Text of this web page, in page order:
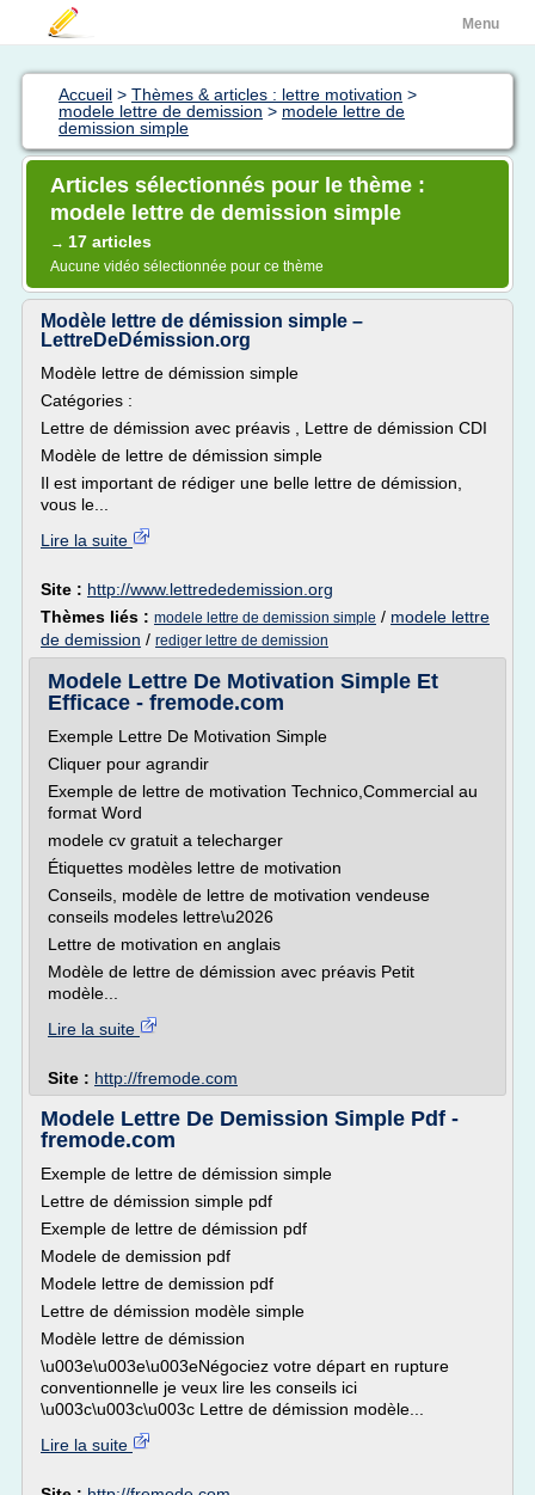
Menu
Accueil > Thèmes & articles : lettre motivation >
modele lettre de demission > modele lettre de
demission simple
Articles sélectionnés pour le thème :
modele lettre de demission simple
→ 17 articles
Aucune vidéo sélectionnée pour ce thème
Modèle lettre de démission simple –
LettreDeDémission.org
Modèle lettre de démission simple
Catégories :
Lettre de démission avec préavis , Lettre de démission CDI
Modèle de lettre de démission simple
Il est important de rédiger une belle lettre de démission,
vous le...
Lire la suite
Site : http://www.lettrededemission.org
Thèmes liés : modele lettre de demission simple / modele lettre
de demission / rediger lettre de demission
Modele Lettre De Motivation Simple Et
Efficace - fremode.com
Exemple Lettre De Motivation Simple
Cliquer pour agrandir
Exemple de lettre de motivation Technico,Commercial au
format Word
modele cv gratuit a telecharger
Étiquettes modèles lettre de motivation
Conseils, modèle de lettre de motivation vendeuse
conseils modeles lettre\u2026
Lettre de motivation en anglais
Modèle de lettre de démission avec préavis Petit
modèle...
Lire la suite
Site : http://fremode.com
Modele Lettre De Demission Simple Pdf -
fremode.com
Exemple de lettre de démission simple
Lettre de démission simple pdf
Exemple de lettre de démission pdf
Modele de demission pdf
Modele lettre de demission pdf
Lettre de démission modèle simple
Modèle lettre de démission
\u003e\u003e\u003eNégociez votre départ en rupture
conventionnelle je veux lire les conseils ici
\u003c\u003c\u003c Lettre de démission modèle...
Lire la suite